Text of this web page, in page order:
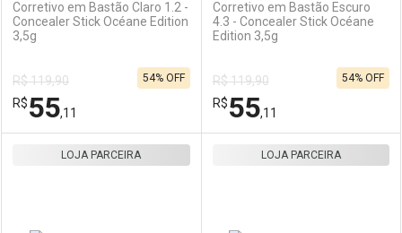
Ativar Desconto
Comprar sem Desconto
Por R$ 55,11/cada
Comprar sem Desconto
Por R$ 55,11/cada
Ativar Desconto
Comprar sem Desconto
Por R$ 55,11/cada
Comprar sem Desconto
Por R$ 55,11/cada
Corretivo em Bastão Claro 1.2 -
Concealer Stick Océane Edition
3,5g
R$ 119,90
R$55,11
54% OFF
Corretivo em Bastão Escuro
4.3 - Concealer Stick Océane
Edition 3,5g
R$ 119,90
R$55,11
54% OFF
LOJA PARCEIRA LOJA PARCEIRA